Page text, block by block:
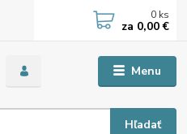
Menu
Hľadať
0 ks
za 0,00 €